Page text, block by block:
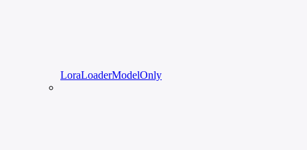
LoraLoaderModelOnly